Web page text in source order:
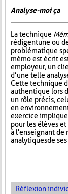
Analyse-moi ça
La technique
rédigent une ou
problématique
mémo est écrit
employeur, un
d’une telle
Cette technique
authentique lors
un rôle précis,
en
exercice
pour les élèves
à l'enseignant de
analytiques de
Réflexion